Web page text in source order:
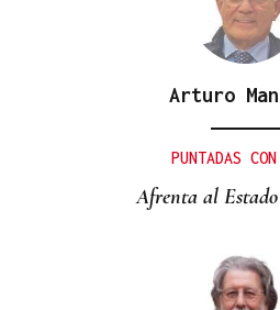
Arturo
PUNTADAS
Afrenta al